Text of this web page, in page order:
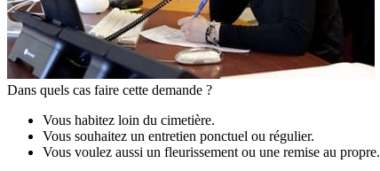
Dans quels cas faire cette demande ?
Vous habitez loin du cimetière.
Vous souhaitez un entretien ponctuel ou régulier.
Vous voulez aussi un fleurissement ou une remise au propre.